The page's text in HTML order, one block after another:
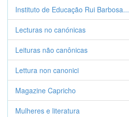
Instituto de Educação Rui Barbosa...
Lecturas no canónicas
Leituras não canônicas
Lettura non canonici
Magazine Capricho
Mulheres e literatura